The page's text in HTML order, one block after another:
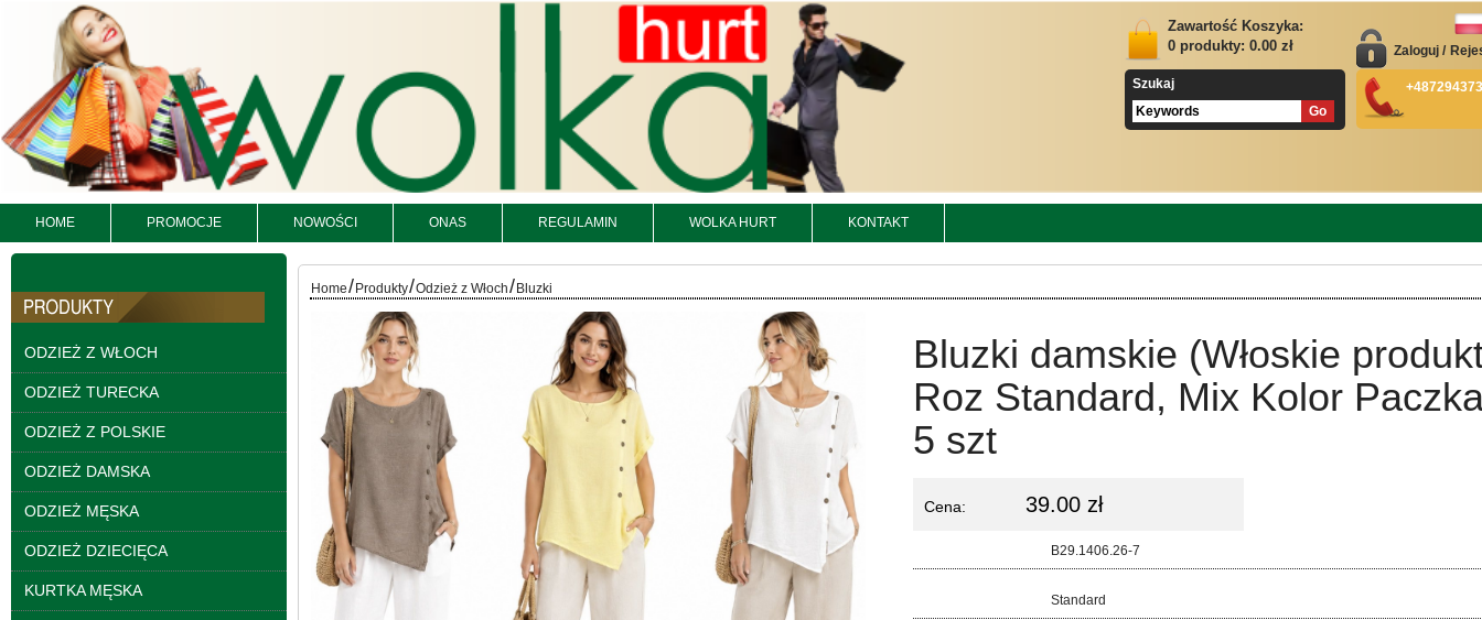
Zawartość Koszyka:
0 produkty: 0.00 zł
Szukaj
Zaloguj /
HOME PROMOCJE NOWOŚCI ONAS REGULAMIN WOLKA HURT KONTAKT
ODZIEŻ Z WŁOCH
ODZIEŻ TURECKA
ODZIEŻ Z POLSKIE
ODZIEŻ DAMSKA
ODZIEŻ MĘSKA
ODZIEŻ DZIECIĘCA
KURTKA MĘSKA
Kurtki damskie
skórzana Roz S-XL, 1
Kolor Paczka 5 szt
szczegóły Home/ Produkty/Odzież z Włoch/ Bluzki
Bluzki damskie (Włoskie
Roz Standard, Mix Kolor
5 szt
Cena: 39.00 zł
B29.1406.26-7
Standard